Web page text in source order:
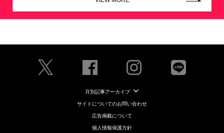
月別記事アーカイブ
サイトについてのお問い合わせ
広告掲載について
個人情報保護方針